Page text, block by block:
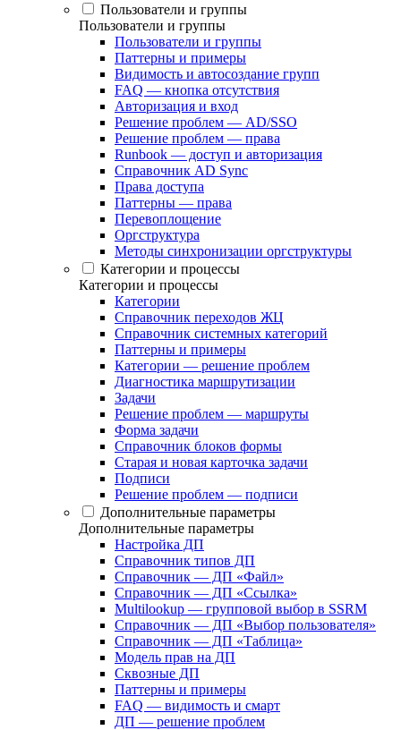
Пользователи и группы
Пользователи и группы
Пользователи и группы
Паттерны и примеры
Видимость и автосоздание групп
FAQ — кнопка отсутствия
Авторизация и вход
Решение проблем — AD/SSO
Решение проблем — права
Runbook — доступ и авторизация
Справочник AD Sync
Права доступа
Паттерны — права
Перевоплощение
Оргструктура
Методы синхронизации оргструктуры
Категории и процессы
Категории и процессы
Категории
Справочник переходов ЖЦ
Справочник системных категорий
Паттерны и примеры
Категории — решение проблем
Диагностика маршрутизации
Задачи
Решение проблем — маршруты
Форма задачи
Справочник блоков формы
Старая и новая карточка задачи
Подписи
Решение проблем — подписи
Дополнительные параметры
Дополнительные параметры
Настройка ДП
Справочник типов ДП
Справочник — ДП «Файл»
Справочник — ДП «Ссылка»
Multilookup — групповой выбор в SSRM
Справочник — ДП «Выбор пользователя»
Справочник — ДП «Таблица»
Модель прав на ДП
Сквозные ДП
Паттерны и примеры
FAQ — видимость и смарт
ДП — решение проблем